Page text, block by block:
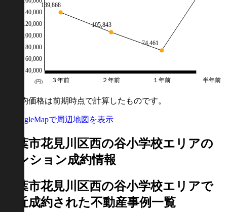
３年前 ２年前 １年前 半年前
40,000
60,000
80,000
100,000
120,000
140,000
139,868
105,843
74,461
(円)
※平均価格は前期時点で計算したものです。
GoogleMapで周辺地図を表示
千葉市花見川区西の谷小学校エリアの
マンション成約情報
千葉市花見川区西の谷小学校エリアで
最近成約された不動産事例一覧